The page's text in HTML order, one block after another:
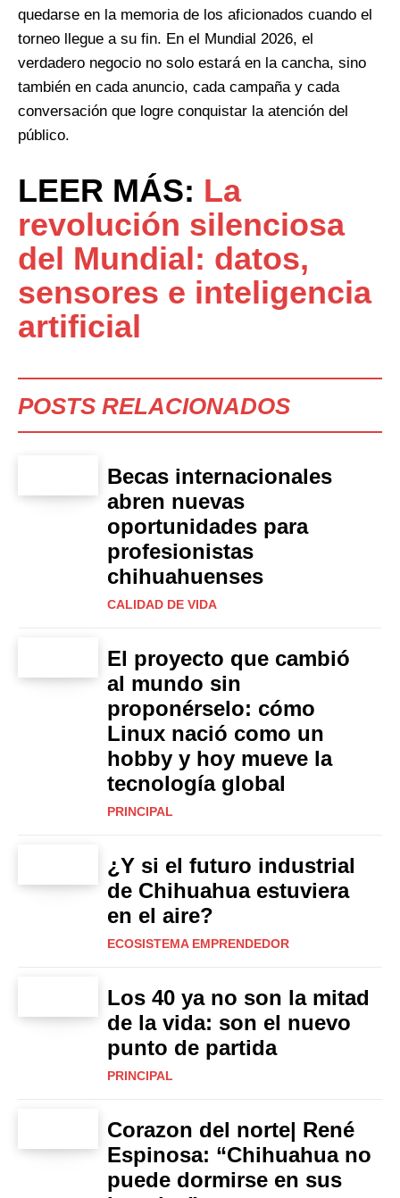
quedarse en la memoria de los aficionados cuando el
torneo llegue a su fin. En el Mundial 2026, el
verdadero negocio no solo estará en la cancha, sino
también en cada anuncio, cada campaña y cada
conversación que logre conquistar la atención del
público.
LEER MÁS: La
revolución silenciosa
del Mundial: datos,
sensores e inteligencia
artificial
POSTS RELACIONADOS
Becas internacionales
abren nuevas
oportunidades para
profesionistas
chihuahuenses
CALIDAD DE VIDA
El proyecto que cambió
al mundo sin
proponérselo: cómo
Linux nació como un
hobby y hoy mueve la
tecnología global
PRINCIPAL
¿Y si el futuro industrial
de Chihuahua estuviera
en el aire?
ECOSISTEMA EMPRENDEDOR
Los 40 ya no son la mitad
de la vida: son el nuevo
punto de partida
PRINCIPAL
Corazon del norte| René
Espinosa: “Chihuahua no
puede dormirse en sus